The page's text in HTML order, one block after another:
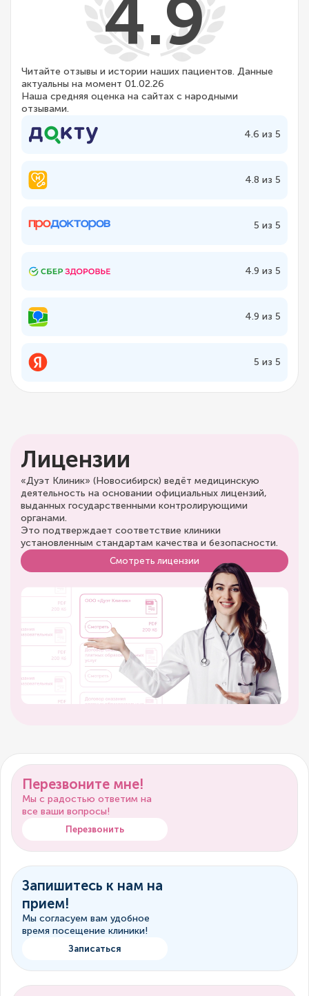
4.9
Читайте отзывы и истории наших пациентов. Данные
актуальны на момент 01.02.26
Наша средняя оценка на сайтах с народными
отзывами.
4.6 из 5
4.8 из 5
5 из 5
4.9 из 5
4.9 из 5
5 из 5
Лицензии
«Дуэт Клиник» (Новосибирск) ведёт медицинскую
деятельность на основании официальных лицензий,
выданных государственными контролирующими
органами.
Это подтверждает соответствие клиники
установленным стандартам качества и безопасности.
Смотреть лицензии
Перезвоните мне!
Мы с радостью ответим на
все ваши вопросы!
Перезвонить
Запишитесь к нам на
прием!
Мы согласуем вам удобное
время посещение клиники!
Записаться